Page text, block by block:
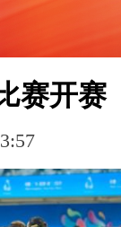
赛开赛